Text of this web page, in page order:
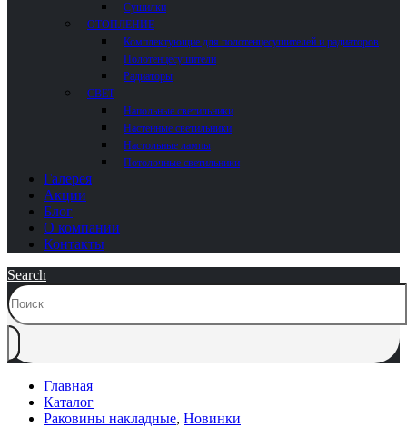
Сушилки
ОТОПЛЕНИЕ
Комплектующие для полотенцесушителей и радиаторов
Полотенцесушители
Радиаторы
СВЕТ
Напольные светильники
Настенные светильники
Настольные лампы
Потолочные светильники
Галерея
Акции
Блог
О компании
Контакты
Search
Главная
Каталог
Раковины накладные, Новинки